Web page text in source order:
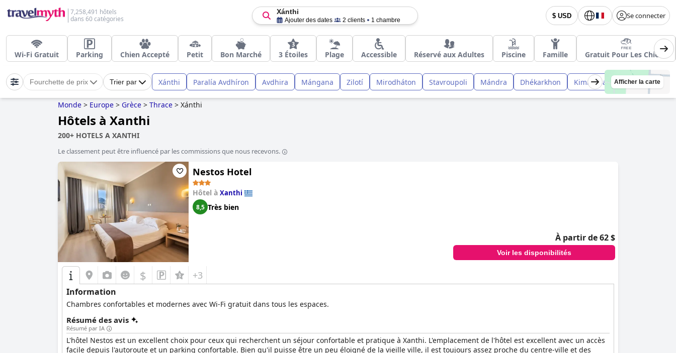
7,258,491 hôtels
dans 60 catégories
$ USD Se connecter
Xánthi
Ajouter des dates 2 clients 1 chambre
Wi-Fi Gratuit Parking Chien Accepté Petit Bon Marché 3 Étoiles Plage Accessible Réservé aux Adultes Piscine Famille Gratuit Pour Les Chiens
Fourchette de prix Trier par Xánthi Paralía Avdhíron Avdhira Mángana Zilotí Mirodháton Stavroupoli Mándra Dhékarkhon Kimméria Afficher la carte
Monde > Europe > Grèce > Thrace > Xánthi
Hôtels à Xanthi
200+ HOTELS A XANTHI
Le classement peut être influencé par les commissions que nous recevons.
Nestos Hotel
Hôtel à Xanthi
8,5 Très bien
À partir de 62 $
Voir les disponibilités
$ +3
Information
Chambres confortables et modernes avec Wi-Fi gratuit dans tous les espaces.
Résumé des avis
Résumé par IA
L'hôtel Nestos est un excellent choix pour ceux qui recherchent un séjour confortable et pratique à Xanthi. L'emplacement de l'hôtel est excellent avec un accès
facile depuis l'autoroute et un parking confortable. Bien qu'il puisse être un peu éloigné de la vieille ville, il est toujours assez proche du centre-ville et des